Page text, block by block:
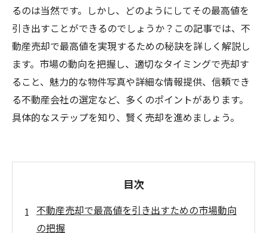
るのは当然です。しかし、どのようにしてその最高値を
引き出すことができるのでしょうか？この記事では、不
動産売却で最高値を実現するための秘訣を詳しく解説し
ます。市場の動向を把握し、適切なタイミングで売却す
ること、魅力的な物件写真や詳細な情報提供、信頼でき
る不動産会社の選定など、多くのポイントがあります。
具体的なステップを知り、賢く売却を進めましょう。
目次
不動産売却で最高値を引き出すための市場動向
の把握